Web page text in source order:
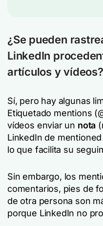
¿Se pueden
LinkedIn
artículos y vídeos?
Sí, pero hay algunas
Etiquetado mentions
vídeos enviar un nota
LinkedIn de
lo que facilita su
Sin embargo, los
comentarios, pies de
de otra persona son
porque LinkedIn no